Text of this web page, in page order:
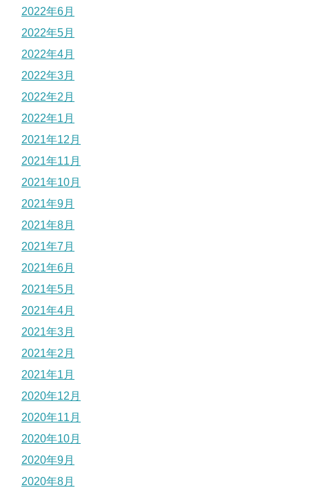
2022年6月
2022年5月
2022年4月
2022年3月
2022年2月
2022年1月
2021年12月
2021年11月
2021年10月
2021年9月
2021年8月
2021年7月
2021年6月
2021年5月
2021年4月
2021年3月
2021年2月
2021年1月
2020年12月
2020年11月
2020年10月
2020年9月
2020年8月